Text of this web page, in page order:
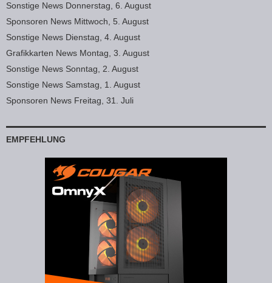
Sonstige News Donnerstag, 6. August
Sponsoren News Mittwoch, 5. August
Sonstige News Dienstag, 4. August
Grafikkarten News Montag, 3. August
Sonstige News Sonntag, 2. August
Sonstige News Samstag, 1. August
Sponsoren News Freitag, 31. Juli
EMPFEHLUNG